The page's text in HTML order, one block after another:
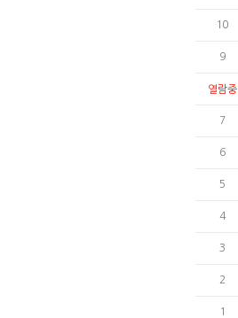
10
9
열람중
7
6
5
4
3
2
1